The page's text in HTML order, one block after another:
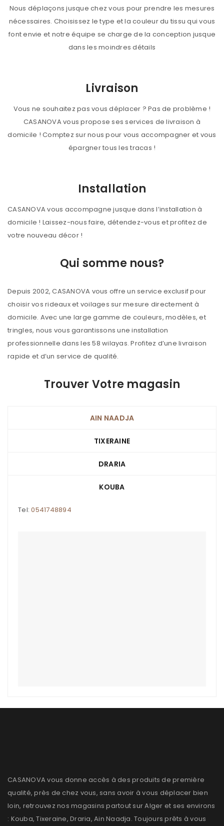
Nous déplaçons jusque chez vous pour prendre les mesures
nécessaires. Choisissez le type et la couleur du tissu qui vous
font envie et notre équipe se charge de la conception jusque
dans les moindres détails
Livraison
Vous ne souhaitez pas vous déplacer ? Pas de problème !
CASANOVA vous propose ses services de livraison à
domicile ! Comptez sur nous pour vous accompagner et vous
épargner tous les tracas !
Installation
CASANOVA vous accompagne jusque dans l’installation à
domicile ! Laissez-nous faire, détendez-vous et profitez de
votre nouveau décor !
Qui somme nous?
Depuis 2002, CASANOVA vous offre un service exclusif pour
choisir vos rideaux et voilages sur mesure directement à
domicile. Avec une large gamme de couleurs, modèles, et
tringles, nous vous garantissons une installation
professionnelle dans les 58 wilayas. Profitez d’une livraison
rapide et d’un service de qualité.
Trouver Votre magasin
AIN NAADJA
TIXERAINE
DRARIA
KOUBA
Tel:0541748894
CASANOVA vous donne accès à des produits de première
qualité, près de chez vous, sans avoir à vous déplacer bien
loin, retrouvez nos magasins partout sur Alger et ses environs
: Kouba, Tixeraine, Draria, Ain Naadja. Toujours prêts à vous